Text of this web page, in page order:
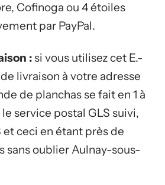
Cofinoga ou 4 étoiles
par PayPal.
:si vous utilisez cet E.-
livraison à votre adresse
de planchas se fait en 1 à
service postal GLS suivi,
et ceci en étant près de
sans oublier Aulnay-sous-